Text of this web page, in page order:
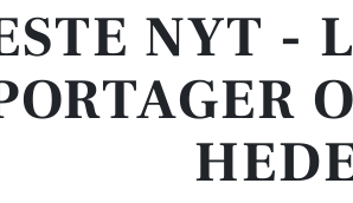
NYT -